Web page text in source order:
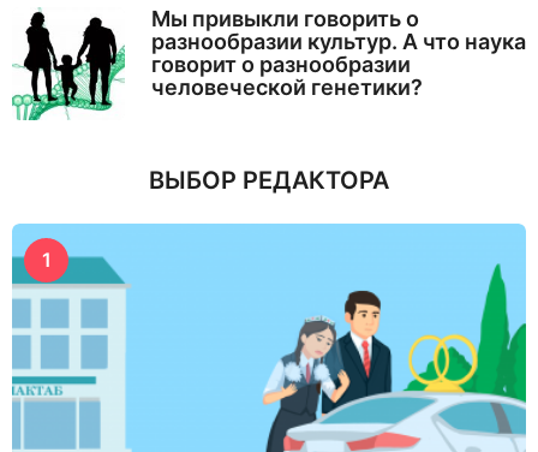
Мы привыкли говорить о
разнообразии культур. А что наука
говорит о разнообразии
человеческой генетики?
ВЫБОР РЕДАКТОРА
1